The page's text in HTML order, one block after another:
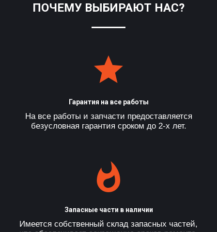
ПОЧЕМУ ВЫБИРАЮТ НАС?
Гарантия на все работы
На все работы и запчасти предоставляется
безусловная гарантия сроком до 2-х лет.
Запасные части в наличии
Имеется собственный склад запасных частей,